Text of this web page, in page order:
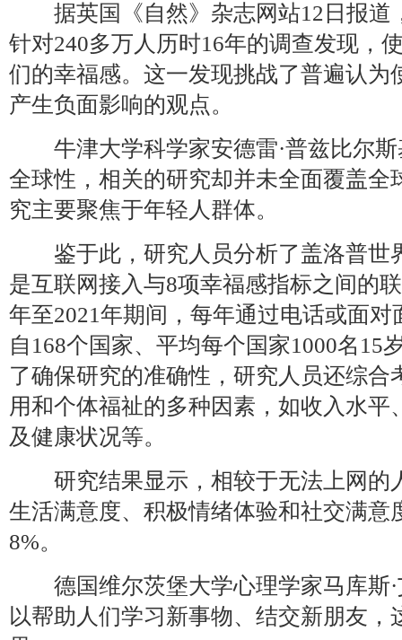
据英国《自然》杂志网站12日报道
针对240多万人历时16年的调查发现，
们的幸福感。这一发现挑战了普遍认为
产生负面影响的观点。
牛津大学科学家安德雷·普兹比尔斯
全球性，相关的研究却并未全面覆盖全
究主要聚焦于年轻人群体。
鉴于此，研究人员分析了盖洛普世
是互联网接入与8项幸福感指标之间的
年至2021年期间，每年通过电话或面
自168个国家、平均每个国家1000名15
了确保研究的准确性，研究人员还综合
用和个体福祉的多种因素，如收入水平
及健康状况等。
研究结果显示，相较于无法上网的
生活满意度、积极情绪体验和社交满意
8%。
德国维尔茨堡大学心理学家马库斯·
以帮助人们学习新事物、结交新朋友，